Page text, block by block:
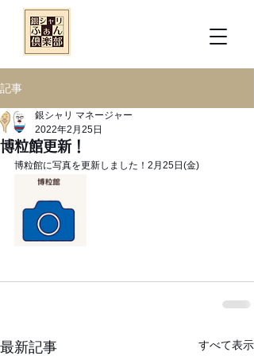
記事
博粒館更新！
銀シャリ マネージャー
2022年2月25日
博粒館に写真を更新しました！2月25日(金)
最新記事 すべて表示